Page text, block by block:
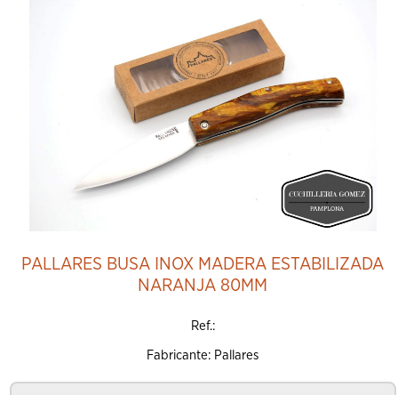
PALLARES BUSA INOX MADERA ESTABILIZADA
NARANJA 80MM
Ref.:
Fabricante: Pallares